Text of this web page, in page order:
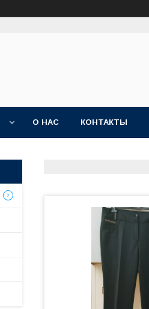
О НАС КОНТАКТЫ